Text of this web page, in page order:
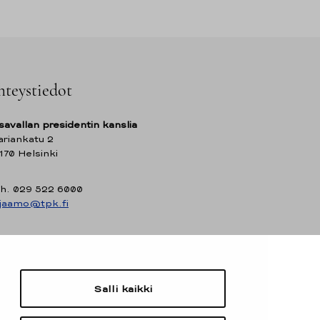
Salli kaikki
presidentin kanslia
2
Helsinki
029 522 6000